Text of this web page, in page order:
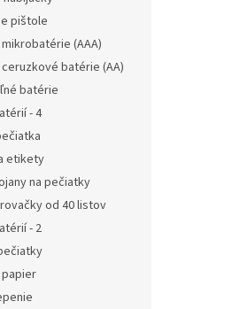
pištole
(AAA)
batérie (AA)
batérie
- 4
etikety
na pečiatky
od 40 listov
- 2